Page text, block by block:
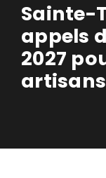
Sainte-
appels
2027
artisans